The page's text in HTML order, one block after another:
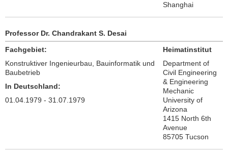
Shanghai
Professor Dr. Chandrakant S. Desai
Fachgebiet:
Konstruktiver Ingenieurbau, Bauinformatik und
Baubetrieb
In Deutschland:
01.04.1979 - 31.07.1979
Heimatinstitut
Department of
Civil Engineering
& Engineering
Mechanic
University of
Arizona
1415 North 6th
Avenue
85705 Tucson